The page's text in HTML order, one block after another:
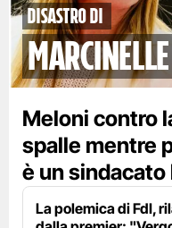
disastro di
marcinelle
Meloni contro
spalle mentre
è un sindacato
La polemica di FdI,